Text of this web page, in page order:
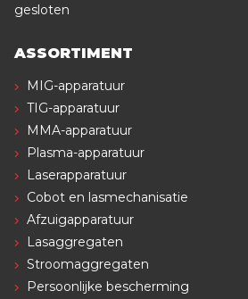
gesloten
ASSORTIMENT
MIG-apparatuur
TIG-apparatuur
MMA-apparatuur
Plasma-apparatuur
Laserapparatuur
Cobot en lasmechanisatie
Afzuigapparatuur
Lasaggregaten
Stroomaggregaten
Persoonlijke bescherming